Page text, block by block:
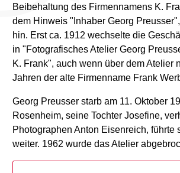
Beibehaltung des Firmennamens K.
dem Hinweis "Inhaber Georg
hin. Erst ca. 1912 wechselte die
in "Fotografisches Atelier Georg
K. Frank", auch wenn über dem Atelier
Jahren der alte Firmenname Frank
Georg Preusser starb am 11. Oktober
Rosenheim, seine Tochter Josefine,
Photographen Anton Eisenreich, führte
weiter. 1962 wurde das Atelier